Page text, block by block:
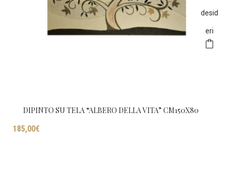
desid
eri
DIPINTO SU TELA “ALBERO DELLA VITA” CM150X80
185,00€